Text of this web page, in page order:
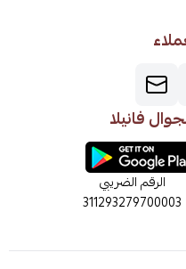
فانيلا
الرقم الضريبي
311293279700003